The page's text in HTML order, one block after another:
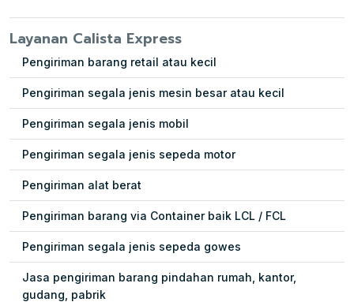
Layanan Calista Express
Pengiriman barang retail atau kecil
Pengiriman segala jenis mesin besar atau kecil
Pengiriman segala jenis mobil
Pengiriman segala jenis sepeda motor
Pengiriman alat berat
Pengiriman barang via Container baik LCL / FCL
Pengiriman segala jenis sepeda gowes
Jasa pengiriman barang pindahan rumah, kantor,
gudang, pabrik